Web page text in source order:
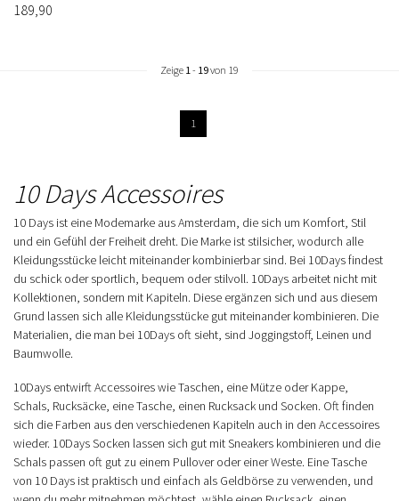
189,90
Zeige 1- 19von 19
1
10 Days Accessoires
10 Days ist eine Modemarke aus Amsterdam, die sich um Komfort, Stil
und ein Gefühl der Freiheit dreht. Die Marke ist stilsicher, wodurch alle
Kleidungsstücke leicht miteinander kombinierbar sind. Bei 10Days findest
du schick oder sportlich, bequem oder stilvoll. 10Days arbeitet nicht mit
Kollektionen, sondern mit Kapiteln. Diese ergänzen sich und aus diesem
Grund lassen sich alle Kleidungsstücke gut miteinander kombinieren. Die
Materialien, die man bei 10Days oft sieht, sind Joggingstoff, Leinen und
Baumwolle.
10Days entwirft Accessoires wie Taschen, eine Mütze oder Kappe,
Schals, Rucksäcke, eine Tasche, einen Rucksack und Socken. Oft finden
sich die Farben aus den verschiedenen Kapiteln auch in den Accessoires
wieder. 10Days Socken lassen sich gut mit Sneakers kombinieren und die
Schals passen oft gut zu einem Pullover oder einer Weste. Eine Tasche
von 10 Days ist praktisch und einfach als Geldbörse zu verwenden, und